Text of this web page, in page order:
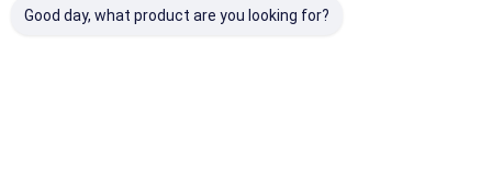
Good day, what product are you looking for?